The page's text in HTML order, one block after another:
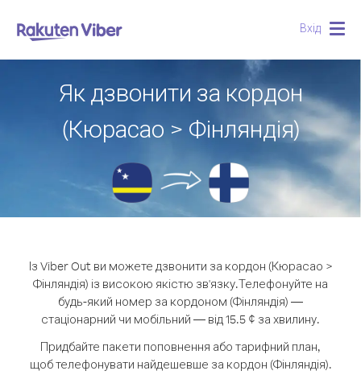
Вхід
Як дзвонити за кордон
(Кюрасао > Фінляндія)
Із Viber Out ви можете дзвонити за кордон (Кюрасао >
Фінляндія) із високою якістю зв'язку.Телефонуйте на
будь-який номер за кордоном (Фінляндія) —
стаціонарний чи мобільний — від 15.5 ¢ за хвилину.
Придбайте пакети поповнення або тарифний план,
щоб телефонувати найдешевше за кордон (Фінляндія).